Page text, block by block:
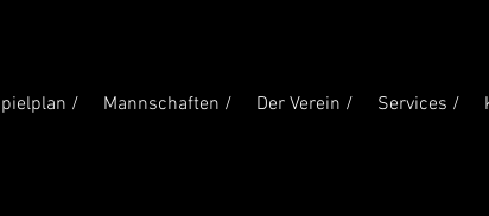
/ Mannschaften / Der Verein / Services /